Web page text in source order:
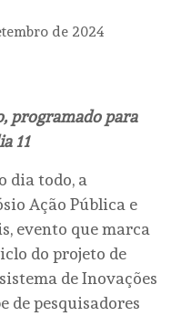
de 2024
programado para
11
dia todo, a
Ação Pública e
evento que marca
do projeto de
de Inovações
de pesquisadores